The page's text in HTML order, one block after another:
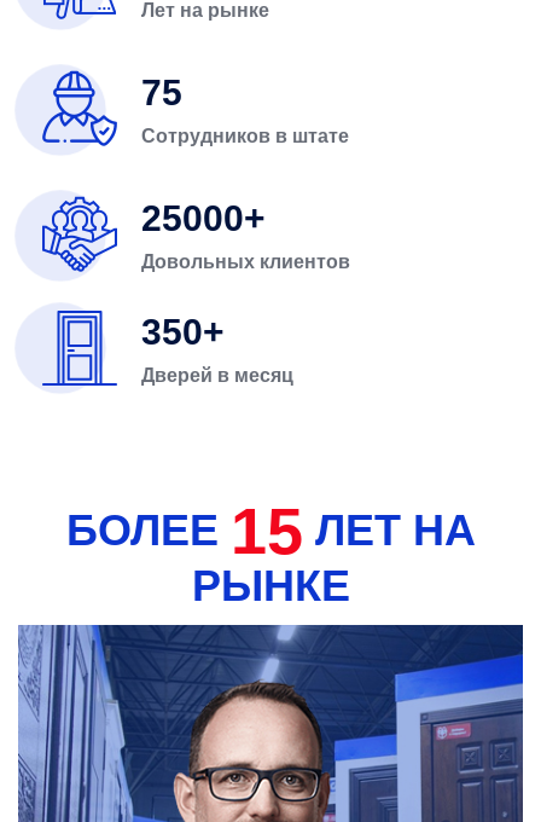
Лет на рынке
75
Сотрудников в штате
25000
Довольных клиентов
350
Дверей в месяц
БОЛЕЕ 15 ЛЕТ НА
РЫНКЕ